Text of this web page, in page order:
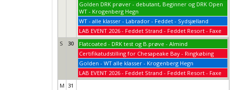
Golden DRK prøver - debutant, Beginner og DRK Open
WT - Krogenberg Hegn
WT - alle klasser - Labrador - Feddet - Sydsjælland
LAB EVENT 2026 - Feddet Strand - Feddet Resort - Faxe
S
30
Flatcoated - DRK test og B.prøve - Almind
Certifikatudstilling for Chesapeake Bay - Ringkøbing
Golden - WT alle klasser - Krogenberg Hegn
LAB EVENT 2026 - Feddet Strand - Feddet Resort - Faxe
M 31